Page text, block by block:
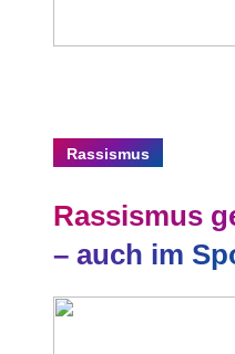
Rassismus
Rassismus
– auch im